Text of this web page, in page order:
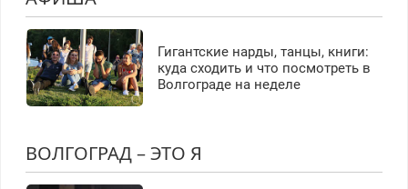
Гигантские нарды, танцы, книги:
куда сходить и что посмотреть в
Волгограде на неделе
ВОЛГОГРАД – ЭТО Я